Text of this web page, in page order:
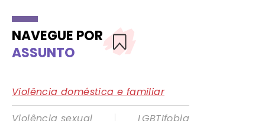
NAVEGUE POR
ASSUNTO
Violência doméstica e familiar
Violência sexual
LGBTIfobia